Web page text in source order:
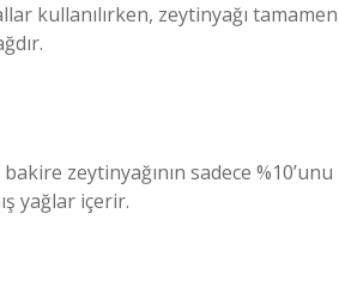
kullanılırken, zeytinyağı tamamen
zeytinyağının sadece %10’unu
yağlar içerir.